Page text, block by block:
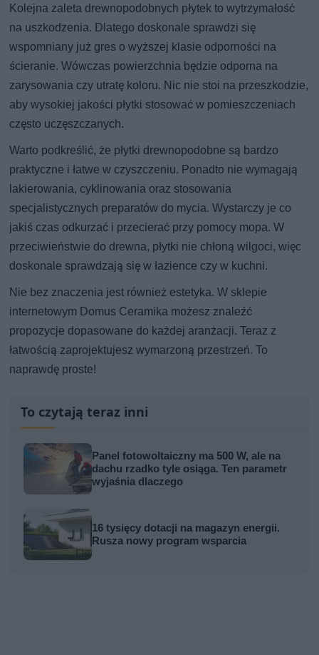
Kolejna zaleta drewnopodobnych płytek to wytrzymałość
na uszkodzenia. Dlatego doskonale sprawdzi się
wspomniany już gres o wyższej klasie odporności na
ścieranie. Wówczas powierzchnia będzie odporna na
zarysowania czy utratę koloru. Nic nie stoi na przeszkodzie,
aby wysokiej jakości płytki stosować w pomieszczeniach
często uczęszczanych.
Warto podkreślić, że płytki drewnopodobne są bardzo
praktyczne i łatwe w czyszczeniu. Ponadto nie wymagają
lakierowania, cyklinowania oraz stosowania
specjalistycznych preparatów do mycia. Wystarczy je co
jakiś czas odkurzać i przecierać przy pomocy mopa. W
przeciwieństwie do drewna, płytki nie chłoną wilgoci, więc
doskonale sprawdzają się w łazience czy w kuchni.
Nie bez znaczenia jest również estetyka. W sklepie
internetowym Domus Ceramika możesz znaleźć
propozycje dopasowane do każdej aranżacji. Teraz z
łatwością zaprojektujesz wymarzoną przestrzeń. To
naprawdę proste!
To czytają teraz inni
Panel fotowoltaiczny ma 500 W, ale na
dachu rzadko tyle osiąga. Ten parametr
wyjaśnia dlaczego
16 tysięcy dotacji na magazyn energii.
Rusza nowy program wsparcia